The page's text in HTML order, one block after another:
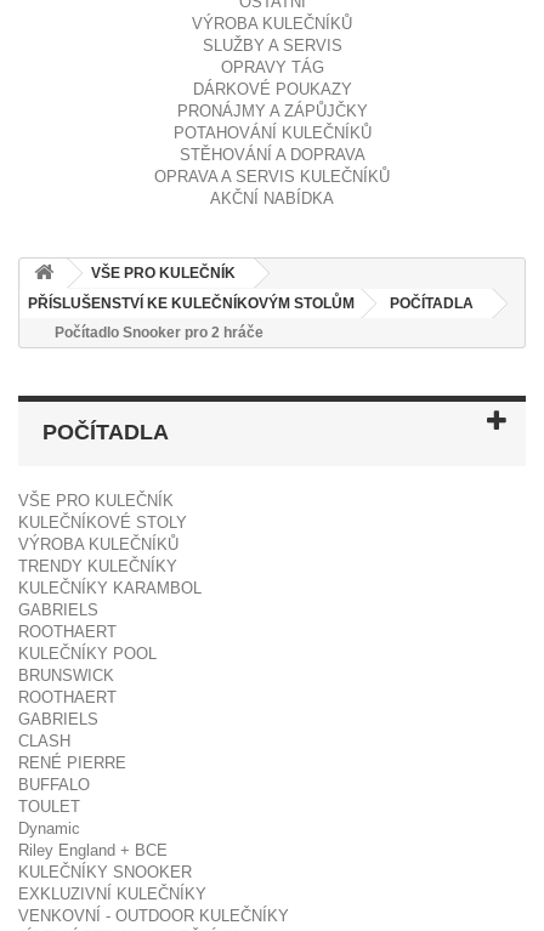
VÝROBA KULEČNÍKŮ
SLUŽBY A SERVIS
OPRAVY TÁG
DÁRKOVÉ POUKAZY
PRONÁJMY A ZÁPŮJČKY
POTAHOVÁNÍ KULEČNÍKŮ
STĚHOVÁNÍ A DOPRAVA
OPRAVA A SERVIS KULEČNÍKŮ
AKČNÍ NABÍDKA
VŠE PRO KULEČNÍK
PŘÍSLUŠENSTVÍ KE KULEČNÍKOVÝM STOLŮM
POČÍTADLA
Počítadlo Snooker pro 2 hráče
POČÍTADLA
VŠE PRO KULEČNÍK
KULEČNÍKOVÉ STOLY
VÝROBA KULEČNÍKŮ
TRENDY KULEČNÍKY
KULEČNÍKY KARAMBOL
GABRIELS
ROOTHAERT
KULEČNÍKY POOL
BRUNSWICK
ROOTHAERT
GABRIELS
CLASH
RENÉ PIERRE
BUFFALO
TOULET
Dynamic
Riley England + BCE
KULEČNÍKY SNOOKER
EXKLUZIVNÍ KULEČNÍKY
VENKOVNÍ - OUTDOOR KULEČNÍKY